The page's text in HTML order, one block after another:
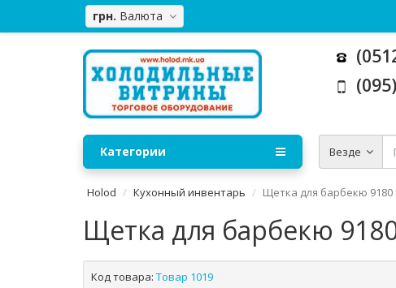
грн. Валюта
Везде
Категории
Holod Кухонный инвентарь Щетка для барбекю 9180
Щетка для барбекю
Код товара: Товар 1019